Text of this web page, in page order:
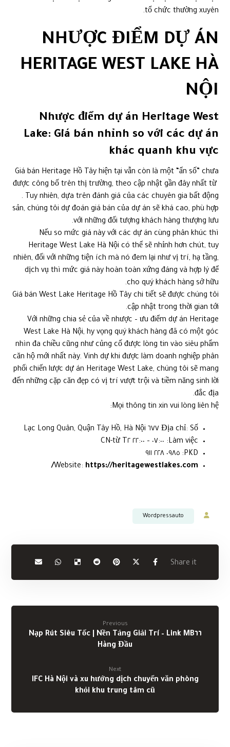
tổ chức thường xuyên.
NHƯỢC ĐIỂM DỰ ÁN
HERITAGE WEST LAKE HÀ
NỘI
Nhược điểm dự án Heritage West
Lake: Giá bán nhỉnh so với các dự án
khác quanh khu vực
Giá bán Heritage Hồ Tây hiện tại vẫn còn là một “ẩn số” chưa
được công bố trên thị trường, theo cập nhật gần đây nhất từ ​​
. Tuy nhiên, dựa trên đánh giá của các chuyên gia bất động
sản, chúng tôi dự đoán giá bán của dự án sẽ khá cao, phù hợp
với những đối tượng khách hàng thượng lưu.
Nếu so mức giá này với các dự án cùng phân khúc thì
Heritage West Lake Hà Nội có thể sẽ nhỉnh hơn chút, tuy
nhiên, đối với những tiện ích mà nó đem lại như vị trí, hạ tầng,
dịch vụ thì mức giá này hoàn toàn xứng đáng và hợp lý để
cho quý khách hàng sở hữu.
Giá bán West Lake Heritage Hồ Tây chi tiết sẽ được chúng tôi
cập nhật trong thời gian tới.
Với những chia sẻ của về nhược – ưu điểm dự án Heritage
West Lake Hà Nội, hy vọng quý khách hàng đã có một góc
nhìn đa chiều cũng như củng cố được lòng tin vào siêu phẩm
căn hộ mới nhất này. Vinh dự khi được làm doanh nghiệp phân
phối chiến lược dự án Heritage West Lake, chúng tôi sẽ mang
đến những cặp căn đẹp có vị trí vượt trội và tiềm năng sinh lời
đắc địa.
Mọi thông tin xin vui lòng liên hệ:
Địa chỉ: Số ٦٧٧ Lạc Long Quân, Quận Tây Hồ, Hà Nội
Làm việc: ٠٧:٠٠ – ٢٢:٠٠ từ T٢-CN
PKD: ٠٩٨٥ ٢٢٨ ٩١١
Website: https://heritagewestlakes.com/
Wordpressauto
Previous
Link MB٦٦ – Nạp Rút Siêu Tốc | Nền Tảng Giải Trí
Hàng Đầu
Next
IFC Hà Nội và xu hướng dịch chuyển văn phòng
khỏi khu trung tâm cũ